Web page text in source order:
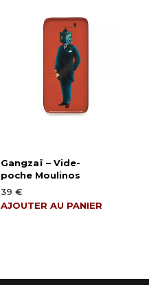
Gangzaï – Vide-
poche Moulinos
39 €
AJOUTER AU PANIER